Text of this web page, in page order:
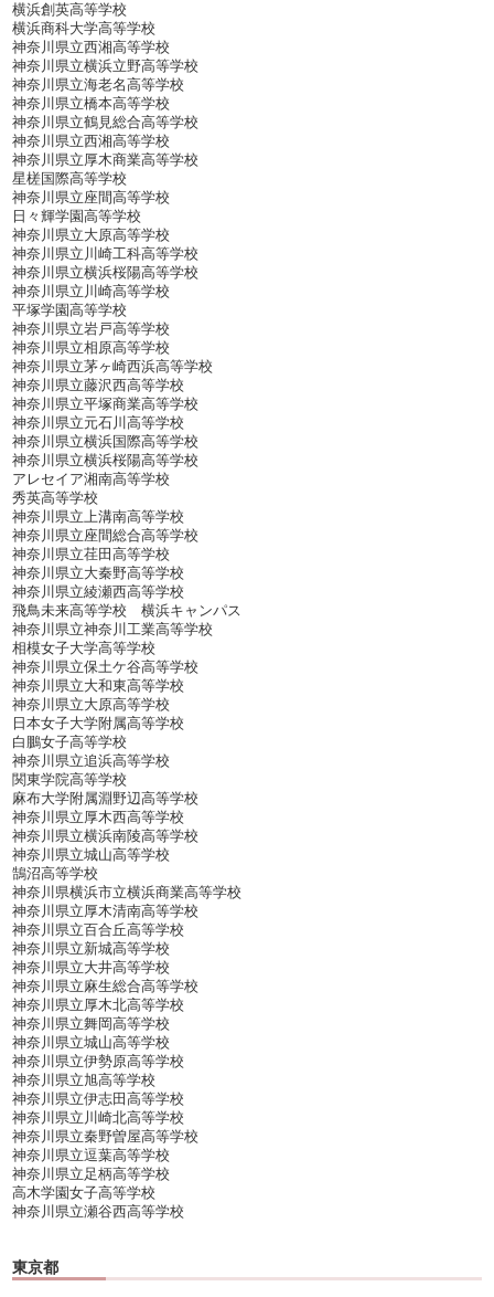
横浜創英高等学校
横浜商科大学高等学校
神奈川県立西湘高等学校
神奈川県立横浜立野高等学校
神奈川県立海老名高等学校
神奈川県立橋本高等学校
神奈川県立鶴見総合高等学校
神奈川県立西湘高等学校
神奈川県立厚木商業高等学校
星槎国際高等学校
神奈川県立座間高等学校
日々輝学園高等学校
神奈川県立大原高等学校
神奈川県立川崎工科高等学校
神奈川県立横浜桜陽高等学校
神奈川県立川崎高等学校
平塚学園高等学校
神奈川県立岩戸高等学校
神奈川県立相原高等学校
神奈川県立茅ヶ崎西浜高等学校
神奈川県立藤沢西高等学校
神奈川県立平塚商業高等学校
神奈川県立元石川高等学校
神奈川県立横浜国際高等学校
神奈川県立横浜桜陽高等学校
アレセイア湘南高等学校
秀英高等学校
神奈川県立上溝南高等学校
神奈川県立座間総合高等学校
神奈川県立荏田高等学校
神奈川県立大秦野高等学校
神奈川県立綾瀬西高等学校
飛鳥未来高等学校 横浜キャンパス
神奈川県立神奈川工業高等学校
相模女子大学高等学校
神奈川県立保土ケ谷高等学校
神奈川県立大和東高等学校
神奈川県立大原高等学校
日本女子大学附属高等学校
白鵬女子高等学校
神奈川県立追浜高等学校
関東学院高等学校
麻布大学附属淵野辺高等学校
神奈川県立厚木西高等学校
神奈川県立横浜南陵高等学校
神奈川県立城山高等学校
鵠沼高等学校
神奈川県横浜市立横浜商業高等学校
神奈川県立厚木清南高等学校
神奈川県立百合丘高等学校
神奈川県立新城高等学校
神奈川県立大井高等学校
神奈川県立麻生総合高等学校
神奈川県立厚木北高等学校
神奈川県立舞岡高等学校
神奈川県立城山高等学校
神奈川県立伊勢原高等学校
神奈川県立旭高等学校
神奈川県立伊志田高等学校
神奈川県立川崎北高等学校
神奈川県立秦野曽屋高等学校
神奈川県立逗葉高等学校
神奈川県立足柄高等学校
高木学園女子高等学校
神奈川県立瀬谷西高等学校
東京都